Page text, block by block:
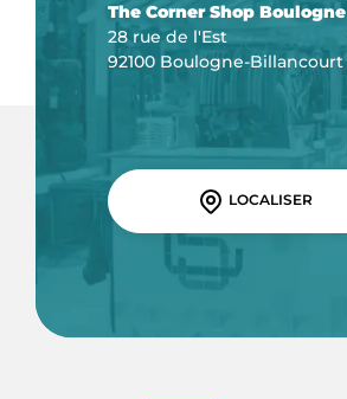
The Corner Shop Boulogne
28 rue de l'Est
92100 Boulogne-Billancourt
LOCALISER